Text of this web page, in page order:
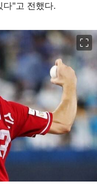
다"고 전했다.